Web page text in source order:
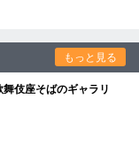
もっと見る
伎座そばのギャラリ